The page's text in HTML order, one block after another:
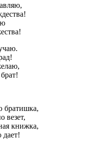
братишка,
везет,
книжка,